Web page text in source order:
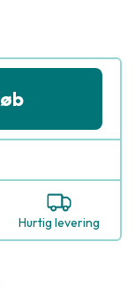
Hurtig levering